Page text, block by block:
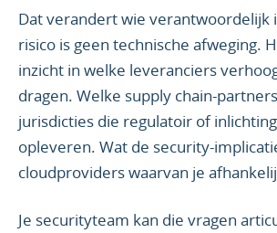
Dat verandert wie verantwoordelijk
risico is geen technische afweging.
inzicht in welke leveranciers
dragen. Welke supply chain-
jurisdicties die regulatoir of
opleveren. Wat de security-
cloudproviders waarvan je
Je securityteam kan die vragen